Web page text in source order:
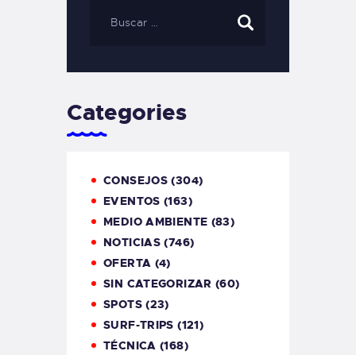
Categories
CONSEJOS (304)
EVENTOS (163)
MEDIO AMBIENTE (83)
NOTICIAS (746)
OFERTA (4)
SIN CATEGORIZAR (60)
SPOTS(23)
SURF-TRIPS (121)
TÉCNICA (168)